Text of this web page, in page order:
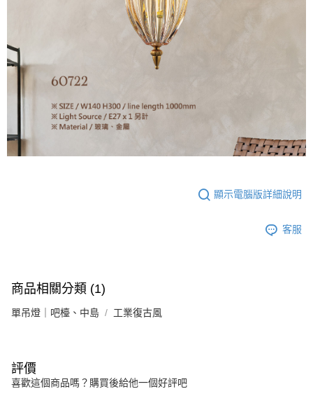
顯示電腦版詳細說明
客服
商品相關分類 (1)
單吊燈｜吧檯、中島 工業復古風
評價
喜歡這個商品嗎？購買後給他一個好評吧